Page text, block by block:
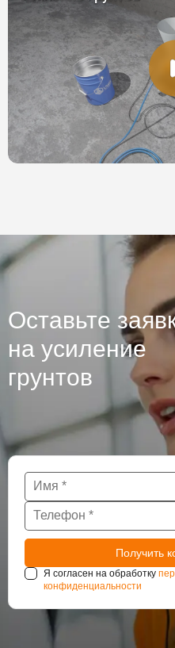
Оставьте
на усиление
грунтов
Я согласен на обработку
конфиденциальности